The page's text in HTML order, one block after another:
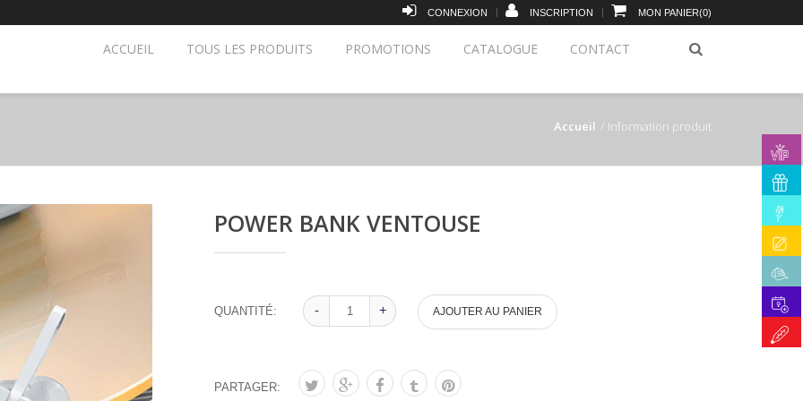
CONNEXION | INSCRIPTION | MON PANIER(0)
ACCUEIL TOUS LES PRODUITS PROMOTIONS CATALOGUE CONTACT
Accueil Information produit
POWER BANK VENTOUSE
QUANTITÉ: - +
- + AJOUTER AU PANIER
PARTAGER: